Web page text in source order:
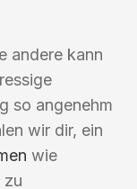
andere kann
so angenehm
wir dir, ein
wie
zu